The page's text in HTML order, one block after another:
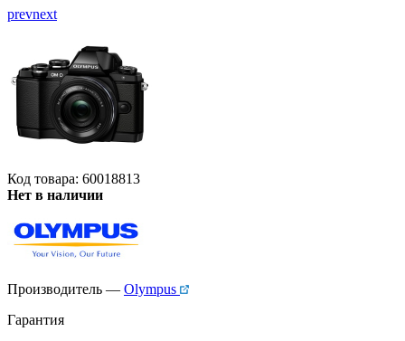
prevnext
Код товара: 60018813
Нет в наличии
Производитель — Olympus
Гарантия